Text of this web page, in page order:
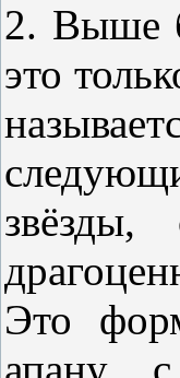
2. Выше
это
звёзды,
Это